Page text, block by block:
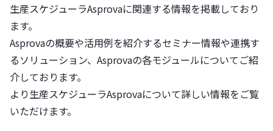
生産スケジューラAsprovaに関連する情報を掲載しており
ます。
Asprovaの概要や活用例を紹介するセミナー情報や連携す
るソリューション、Asprovaの各モジュールについてご紹
介しております。
より生産スケジューラAsprovaについて詳しい情報をご覧
いただけます。